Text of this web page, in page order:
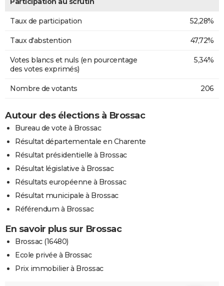
Taux de participation 52,28%
Taux d'abstention 47,72%
Votes blancs et nuls (en pourcentage
des votes exprimés)
5,34%
Nombre de votants 206
Autour des élections à Brossac
Bureau de vote à Brossac
Résultat départementale en Charente
Résultat présidentielle à Brossac
Résultat législative à Brossac
Résultats européenne à Brossac
Résultat municipale à Brossac
Référendum à Brossac
En savoir plus sur Brossac
Brossac (16480)
Ecole privée à Brossac
Prix immobilier à Brossac